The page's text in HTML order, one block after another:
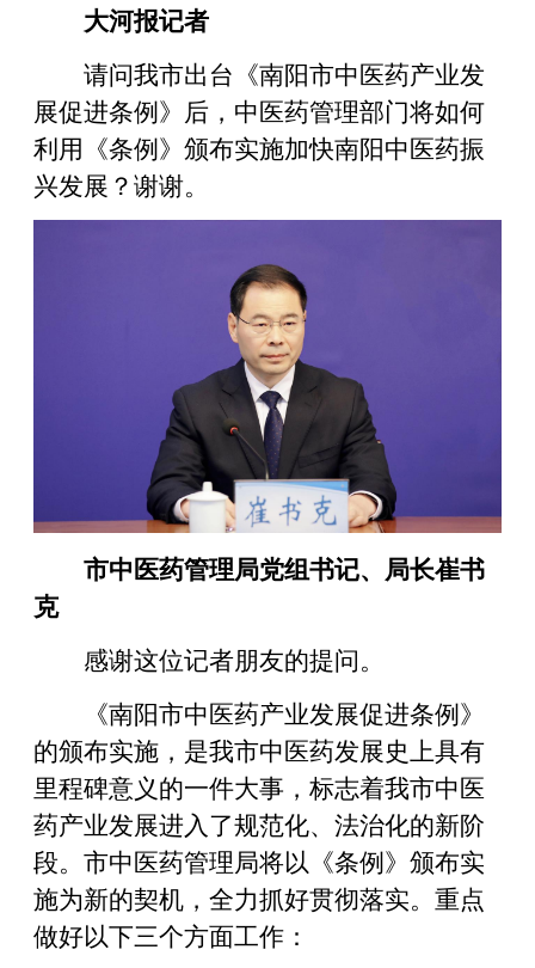
大河报记者
请问我市出台《南阳市中医药产业发
展促进条例》后，中医药管理部门将如何
利用《条例》颁布实施加快南阳中医药振
兴发展？谢谢。
市中医药管理局党组书记、局长崔书
克
感谢这位记者朋友的提问。
《南阳市中医药产业发展促进条例》
的颁布实施，是我市中医药发展史上具有
里程碑意义的一件大事，标志着我市中医
药产业发展进入了规范化、法治化的新阶
段。市中医药管理局将以《条例》颁布实
施为新的契机，全力抓好贯彻落实。重点
做好以下三个方面工作：